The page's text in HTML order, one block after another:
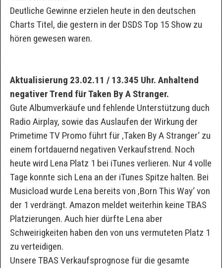
Deutliche Gewinne erzielen heute in den deutschen
Charts Titel, die gestern in der DSDS Top 15 Show zu
hören gewesen waren.
Aktualisierung 23.02.11 / 13.345 Uhr. Anhaltend
negativer Trend für Taken By A Stranger.
Gute Albumverkäufe und fehlende Unterstützung duch
Radio Airplay, sowie das Auslaufen der Wirkung der
Primetime TV Promo führt für ‚Taken By A Stranger‘ zu
einem fortdauernd negativen Verkaufstrend. Noch
heute wird Lena Platz 1 bei iTunes verlieren. Nur 4 volle
Tage konnte sich Lena an der iTunes Spitze halten. Bei
Musicload wurde Lena bereits von ‚Born This Way‘ von
der 1 verdrängt. Amazon meldet weiterhin keine TBAS
Platzierungen. Auch hier dürfte Lena aber
Schweirigkeiten haben den von uns vermuteten Platz 1
zu verteidigen.
Unsere TBAS Verkaufsprognose für die gesamte